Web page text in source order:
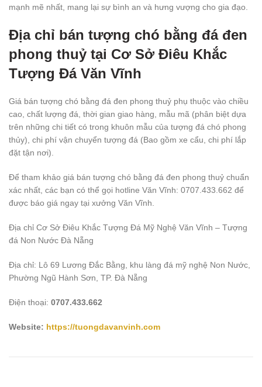
mạnh mẽ nhất, mang lại sự bình an và hưng vượng cho gia đạo.
Địa chỉ bán tượng chó bằng đá đen
phong thuỷ tại Cơ Sở Điêu Khắc
Tượng Đá Văn Vĩnh
Giá bán tượng chó bằng đá đen phong thuỷ phụ thuộc vào chiều
cao, chất lượng đá, thời gian giao hàng, mẫu mã (phân biệt dựa
trên những chi tiết có trong khuôn mẫu của tượng đá chó phong
thủy), chi phí vận chuyển tượng đá (Bao gồm xe cẩu, chi phí lắp
đặt tận nơi).
Để tham khảo giá bán tượng chó bằng đá đen phong thuỷ chuẩn
xác nhất, các bạn có thể gọi hotline Văn Vĩnh: 0707.433.662 để
được báo giá ngay tại xưởng Văn Vĩnh.
Địa chỉ Cơ Sở Điêu Khắc Tượng Đá Mỹ Nghệ Văn Vĩnh – Tượng
đá Non Nước Đà Nẵng
Địa chỉ: Lô 69 Lương Đắc Bằng, khu làng đá mỹ nghệ Non Nước,
Phường Ngũ Hành Sơn, TP. Đà Nẵng
Điện thoại: 0707.433.662
Website: https://tuongdavanvinh.com